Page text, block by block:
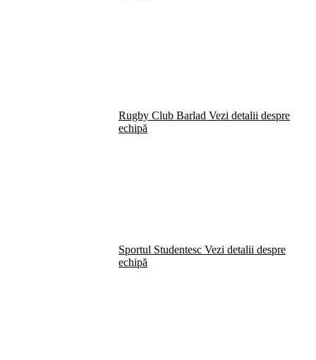
Rugby Club Barlad Vezi detalii despre
echipă
Sportul Studentesc Vezi detalii despre
echipă